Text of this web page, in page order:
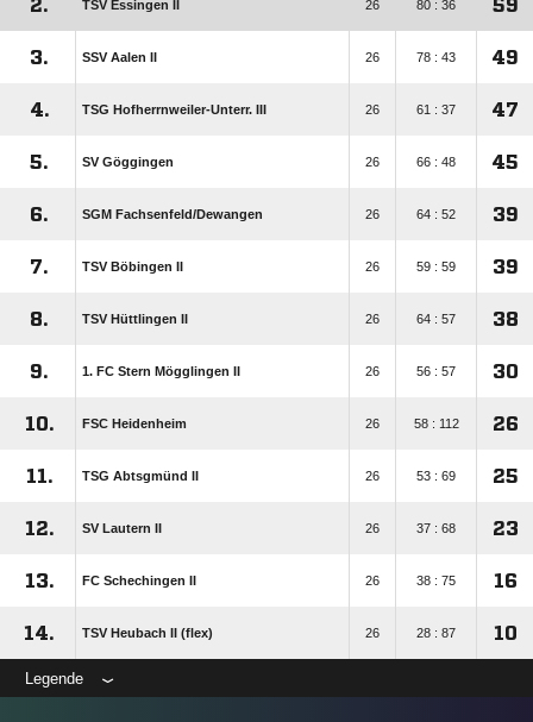
2. TSV Essingen II 26 80 : 36 59
3. SSV Aalen II 26 78 : 43 49
4. TSG Hofherrnweiler-Unterr. III 26 61 : 37 47
5. SV Göggingen 26 66 : 48 45
6. SGM Fachsenfeld/​Dewangen 26 64 : 52 39
7. TSV Böbingen II 26 59 : 59 39
8. TSV Hüttlingen II 26 64 : 57 38
9. 1. FC Stern Mögglingen II 26 56 : 57 30
10. FSC Heidenheim 26 58 : 112 26
11. TSG Abtsgmünd II 26 53 : 69 25
12. SV Lautern II 26 37 : 68 23
13. FC Schechingen II 26 38 : 75 16
14. TSV Heubach II (flex) 26 28 : 87 10
Legende